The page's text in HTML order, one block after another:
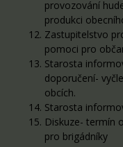
provozování
produkci
Zastupitelstvo
pomoci pro
Starosta
doporučení-
obcích.
Starosta
Diskuze- termín
pro brigádníky